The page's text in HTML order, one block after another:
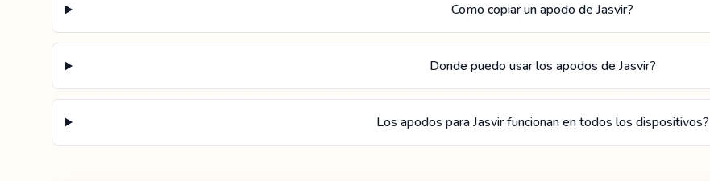
Como copiar un apodo de Jasvir?
Donde puedo usar los apodos de Jasvir?
Los apodos para Jasvir funcionan en todos los dispositivos?